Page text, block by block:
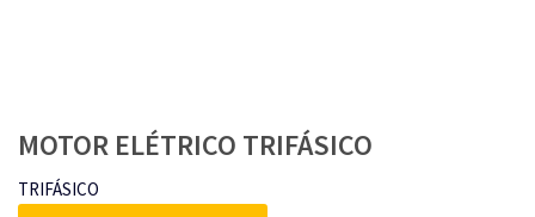
MOTOR ELÉTRICO TRIFÁSICO
TRIFÁSICO